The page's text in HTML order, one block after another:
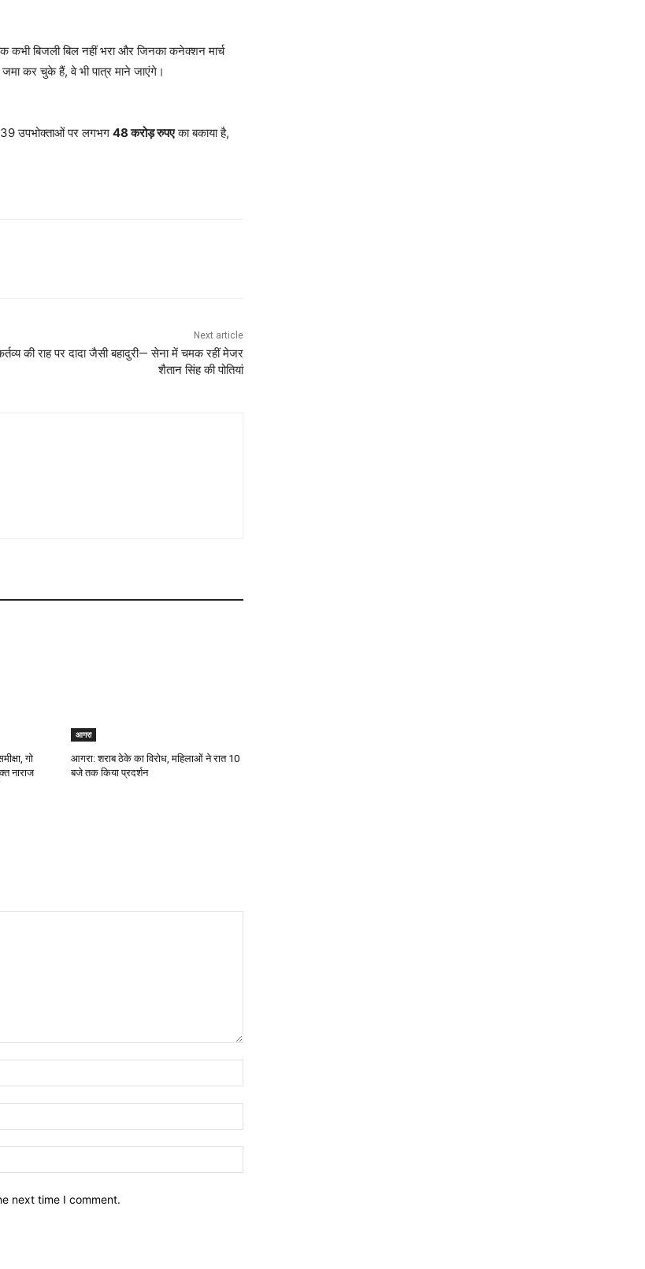
कभी बिजली बिल नहीं भरा और जिनका कनेक्शन मार्च
कर चुके हैं, वे भी पात्र माने जाएंगे।
उपभोक्ताओं पर लगभग 48 करोड़ रुपएका बकाया है,
Next article
की राह पर दादा जैसी बहादुरी— सेना में चमक रहीं मेजर
शैतान सिंह की पोतियां
गो
नाराज
आगरा
आगरा: शराब ठेके का विरोध, महिलाओं ने रात 10
बजे तक किया प्रदर्शन
next time I comment.